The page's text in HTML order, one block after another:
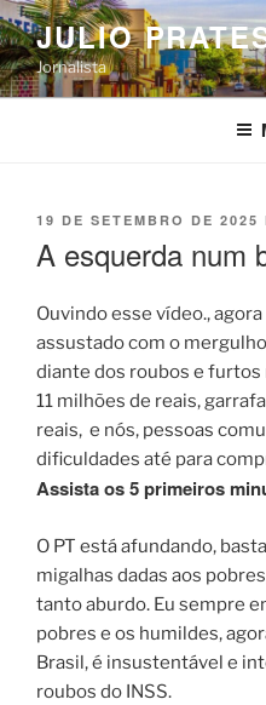
Pular
para
o
conteúdo
JULIO
Jornalista
PUBLICADO
19 DE SETEMBRO DE 2025
A esquerda num
Ouvindo esse vídeo.,
assustado com o
diante dos roubos e furtos
11 milhões de reais,
reais, e nós, pessoas
dificuldades até para
Assista os 5 primeiros
O PT está afundando,
migalhas dadas aos
tanto aburdo. Eu sempre
pobres e os humildes,
Brasil, é insustentável e
roubos do INSS.